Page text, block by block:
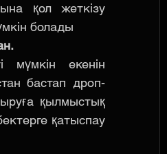
қол жеткізу
болады
мүмкін екенін
бастап дроп-
қылмыстық
қатыспау